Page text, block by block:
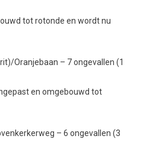
tot rotonde en wordt nu
Oranjebaan – 7 ongevallen (1
en omgebouwd tot
– 6 ongevallen (3